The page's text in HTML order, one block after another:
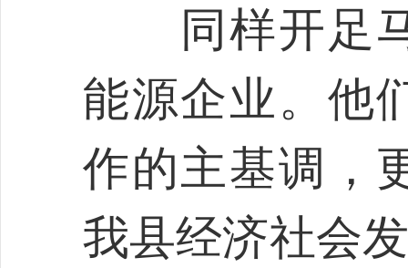
同样开足马
能源企业。他
作的主基调，
我县经济社会